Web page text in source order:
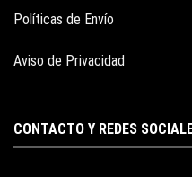
Políticas de Envío
Aviso de Privacidad
CONTACTO Y REDES